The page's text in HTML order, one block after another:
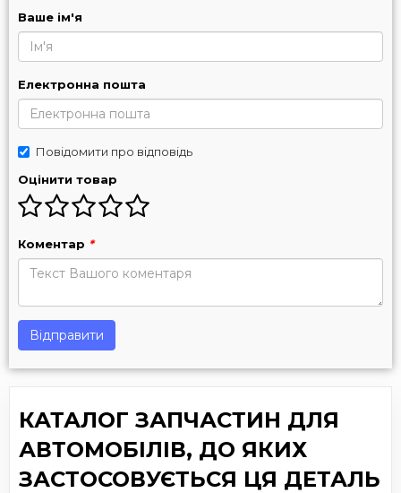
Ваше ім'я
Електронна пошта
Повідомити про відповідь
Оцінити товар
Коментар *
Відправити
КАТАЛОГ ЗАПЧАСТИН ДЛЯ
АВТОМОБІЛІВ, ДО ЯКИХ
ЗАСТОСОВУЄТЬСЯ ЦЯ ДЕТАЛЬ